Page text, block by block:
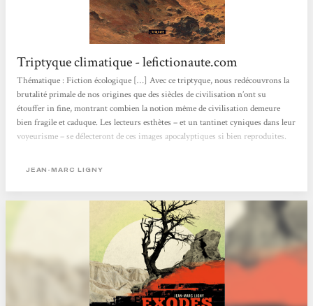
Triptyque climatique - lefictionaute.com
Thématique : Fiction écologique […] Avec ce triptyque, nous redécouvrons la
brutalité primale de nos origines que des siècles de civilisation n’ont su
étouffer in fine, montrant combien la notion même de civilisation demeure
bien fragile et caduque. Les lecteurs esthètes – et un tantinet cyniques dans leur
voyeurisme – se délecteront de ces images apocalyptiques si bien reproduites.
d’un réalisme qui vient renforcer la crédibilité de cette eschatologie. […] Ligny
JEAN-MARC LIGNY